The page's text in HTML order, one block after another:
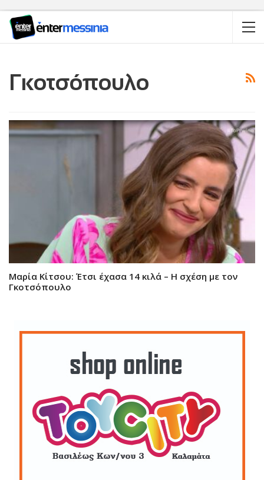
Γκοτσόπουλο
Μαρία Κίτσου: Έτσι έχασα 14 κιλά – Η σχέση με τον
Γκοτσόπουλο